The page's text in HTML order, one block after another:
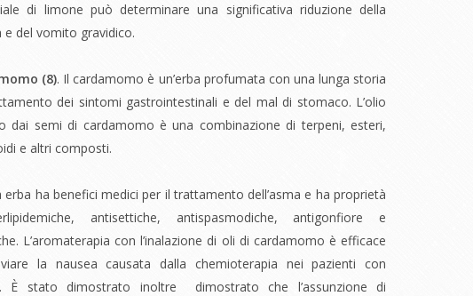
di limone può determinare una significativa riduzione della
e del vomito gravidico.
(8). Il cardamomo è un’erba profumata con una lunga storia
dei sintomi gastrointestinali e del mal di stomaco. L’olio
dai semi di cardamomo è una combinazione di terpeni, esteri,
e altri composti.
erba ha benefici medici per il trattamento dell’asma e ha proprietà
antisettiche, antispasmodiche, antigonfiore e
L’aromaterapia con l’inalazione di oli di cardamomo è efficace
la nausea causata dalla chemioterapia nei pazienti con
È stato dimostrato inoltre dimostrato che l’assunzione di